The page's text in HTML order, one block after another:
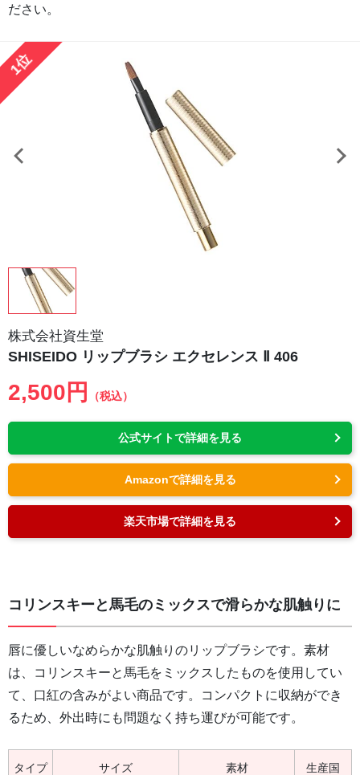
ださい。
1位
株式会社資生堂
SHISEIDO リップブラシ エクセレンス Ⅱ 406
2,500円 （税込）
公式サイトで詳細を見る
Amazonで詳細を見る
楽天市場で詳細を見る
コリンスキーと馬毛のミックスで滑らかな肌触りに
唇に優しいなめらかな肌触りのリップブラシです。素材
は、コリンスキーと馬毛をミックスしたものを使用してい
て、口紅の含みがよい商品です。コンパクトに収納ができ
るため、外出時にも問題なく持ち運びが可能です。
タイプ サイズ 素材 生産国